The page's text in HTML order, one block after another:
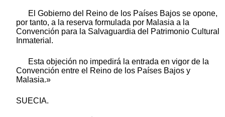
El Gobierno del Reino de los Países Bajos se opone,
por tanto, a la reserva formulada por Malasia a la
Convención para la Salvaguardia del Patrimonio Cultural
Inmaterial.
Esta objeción no impedirá la entrada en vigor de la
Convención entre el Reino de los Países Bajos y
Malasia.»
SUECIA.